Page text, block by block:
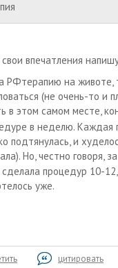
впечатления
РФтерапию на животе,
(не очень-то и
в этом самом месте,
в неделю. Каждая
подтянулась, и
Но, честно говоря,
сделала процедур 10-
уже.
цитировать